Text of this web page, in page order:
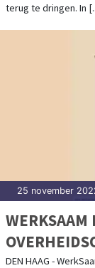
terug te dringen. In
25 november
WERKSAAM
2022
DEN HAAG -